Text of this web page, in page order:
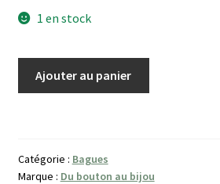
1 en stock
Ajouter au panier
Catégorie : Bagues
Marque : Du bouton au bijou